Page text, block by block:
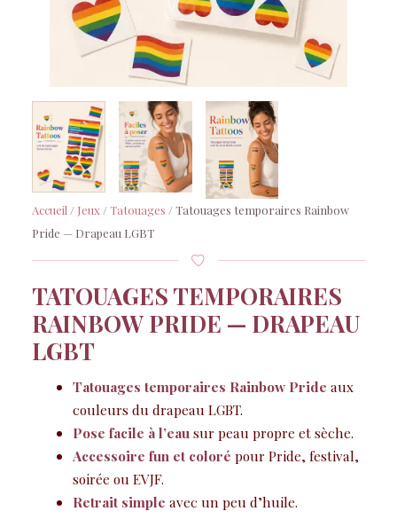
Accueil / Jeux /Tatouages / Tatouages temporaires Rainbow
Pride — Drapeau LGBT
TATOUAGES TEMPORAIRES
RAINBOW PRIDE — DRAPEAU
LGBT
Tatouages temporaires Rainbow Pride aux
couleurs du drapeau LGBT.
Pose facile à l’eau sur peau propre et sèche.
Accessoire fun et coloré pour Pride, festival,
soirée ou EVJF.
Retrait simple avec un peu d’huile.